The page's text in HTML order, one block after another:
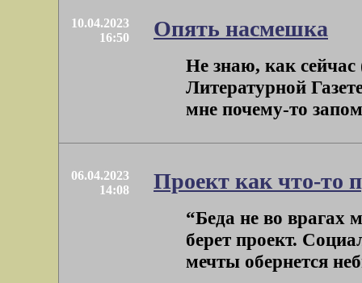
10.04.2023
16:50
Опять насмешка
Не знаю, как сейчас
Литературной
мне почему-то
06.04.2023
14:08
Проект как что-то
“Беда не во врагах
берет проект.
мечты обернется